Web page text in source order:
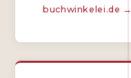
buchwinkelei.de →